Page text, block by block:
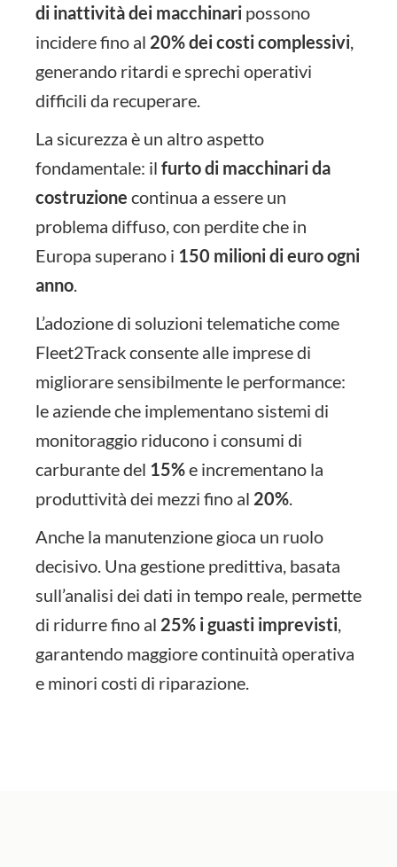
di inattività dei macchinari possono
incidere fino al 20% dei costi complessivi,
generando ritardi e sprechi operativi
difficili da recuperare.
La sicurezza è un altro aspetto
fondamentale: il furto di macchinari da
costruzione continua a essere un
problema diffuso, con perdite che in
Europa superano i 150 milioni di euro ogni
anno.
L’adozione di soluzioni telematiche come
Fleet2Track consente alle imprese di
migliorare sensibilmente le performance:
le aziende che implementano sistemi di
monitoraggio riducono i consumi di
carburante del 15%e incrementano la
produttività dei mezzi fino al 20%.
Anche la manutenzione gioca un ruolo
decisivo. Una gestione predittiva, basata
sull’analisi dei dati in tempo reale, permette
di ridurre fino al 25% i guasti imprevisti,
garantendo maggiore continuità operativa
e minori costi di riparazione.